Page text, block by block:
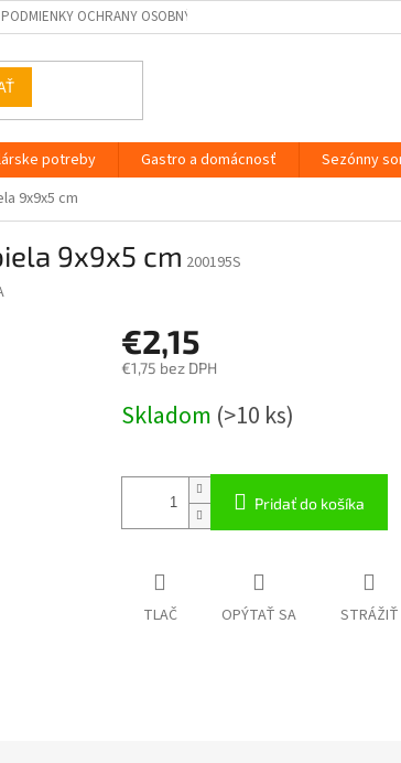
PODMIENKY OCHRANY OSOBNÝCH ÚDAJOV
potreby Gastro a domácnosť Sezónny
9x9x5 cm
9x9x5 cm 200195S
€2,15
€1,75 bez DPH
cena:
Skladom (>10 ks)
Pridať do košíka
TLAČ OPÝTAŤ SA STRÁŽIŤ